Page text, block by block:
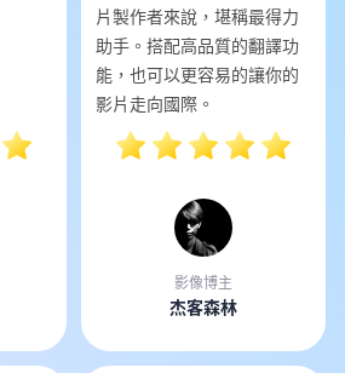
片製作者來說，堪稱最得力
助手。搭配高品質的翻譯功
能，也可以更容易的讓你的
影片走向國際。
影像博主
杰客森林